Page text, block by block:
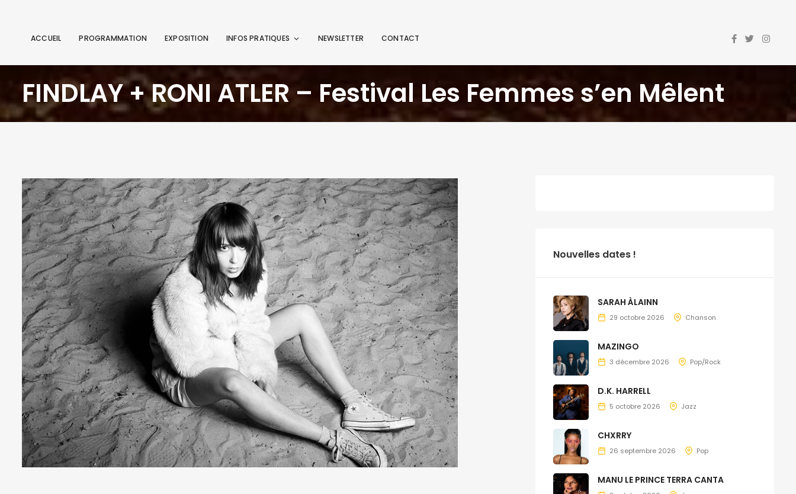
ACCUEIL PROGRAMMATION EXPOSITION INFOS PRATIQUES NEWSLETTER CONTACT
FINDLAY + RONI ATLER – Festival Les Femmes s’en Mêlent
Nouvelles dates !
SARAH ÀLAINN
29 octobre 2026 Chanson
MAZINGO
3 décembre 2026 Pop/Rock
D.K. HARRELL
5 octobre 2026 Jazz
CHXRRY
26 septembre 2026 Pop
MANU LE PRINCE TERRA CANTA